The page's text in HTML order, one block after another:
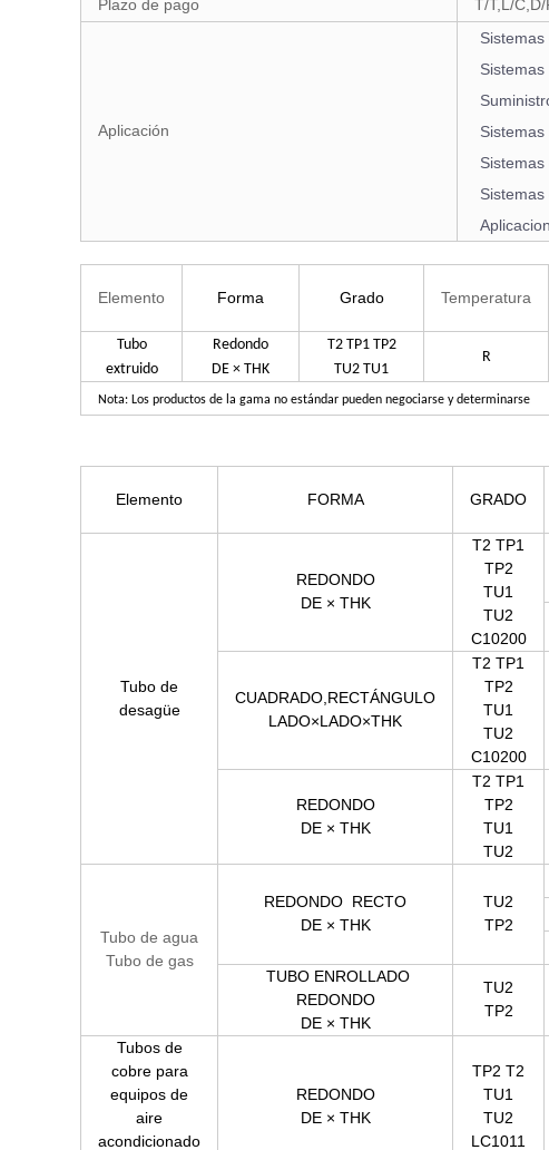
Plazo de pago
T/T,L/C,D/
Aplicación
Sistemas
Elemento Forma Grado Temperatura
Tubo
extruido
Redondo
DE × THK
T2 TP1 TP2
TU2 TU1
R
Nota: Los productos de la gama no estándar pueden negociarse y determinarse
Elemento FORMA GRADO
Tubo de
desagüe
REDONDO
DE × THK
T2 TP1
TP2
TU1
TU2
C10200
CUADRADO,RECTÁNGULO
LADO×LADO×THK
T2 TP1
TP2
TU1
TU2
C10200
REDONDO
DE × THK
T2 TP1
TP2
TU1
TU2
Tubo de agua
Tubo de gas
REDONDO RECTO
DE × THK
TU2
TP2
TUBO ENROLLADO
REDONDO
DE × THK
TU2
TP2
Tubos de
cobre para
equipos de
aire
acondicionado
REDONDO
DE × THK
TP2 T2
TU1
TU2
LC1011